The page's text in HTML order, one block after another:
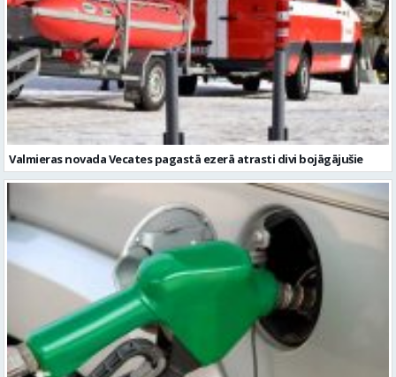
Valmieras novada Vecates pagastā ezerā atrasti divi bojāgājušie